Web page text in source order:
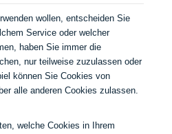
wollen, entscheiden Sie
Service oder welcher
haben Sie immer die
nur teilweise zuzulassen oder
können Sie Cookies von
alle anderen Cookies zulassen.
welche Cookies in Ihrem